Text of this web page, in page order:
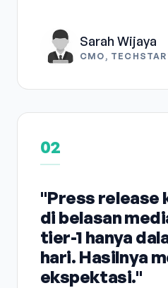
Sarah Wijaya
CMO,
02
"Press release
di belasan
tier-1 hanya
hari. Hasilnya
ekspektasi."